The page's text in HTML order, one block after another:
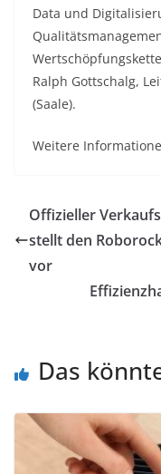
Data und
Ralph Gottschalg,
(Saale).
Weitere
Offizieller
stellt den
vor
Das